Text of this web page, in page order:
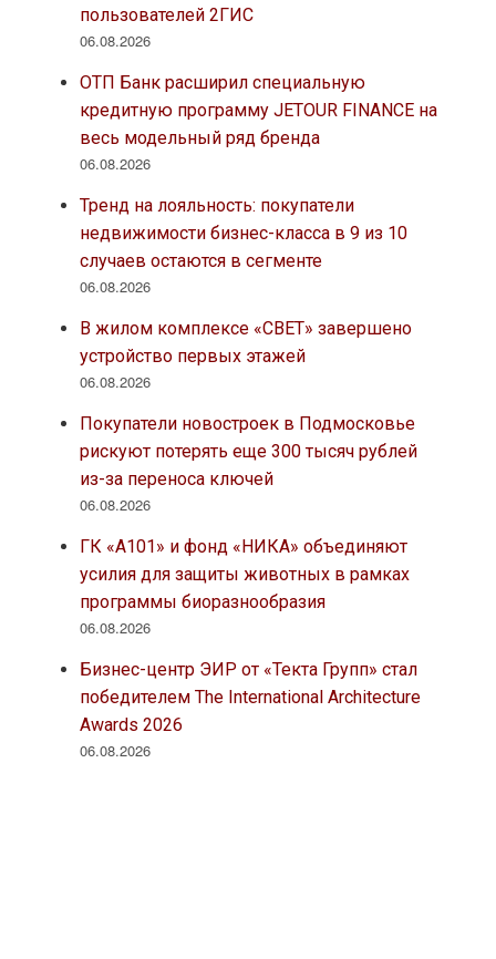
пользователей 2ГИС
06.08.2026
ОТП Банк расширил специальную
кредитную программу JETOUR FINANCE на
весь модельный ряд бренда
06.08.2026
Тренд на лояльность: покупатели
недвижимости бизнес-класса в 9 из 10
случаев остаются в сегменте
06.08.2026
В жилом комплексе «СВЕТ» завершено
устройство первых этажей
06.08.2026
Покупатели новостроек в Подмосковье
рискуют потерять еще 300 тысяч рублей
из-за переноса ключей
06.08.2026
ГК «А101» и фонд «НИКА» объединяют
усилия для защиты животных в рамках
программы биоразнообразия
06.08.2026
Бизнес-центр ЭИР от «Текта Групп» стал
победителем The International Architecture
Awards 2026
06.08.2026